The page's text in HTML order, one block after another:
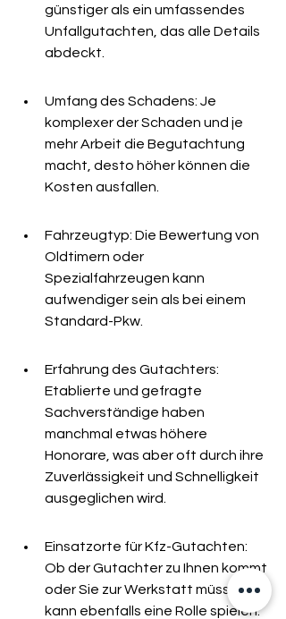
günstiger als ein umfassendes
Unfallgutachten, das alle Details
abdeckt.
Umfang des Schadens: Je
komplexer der Schaden und je
mehr Arbeit die Begutachtung
macht, desto höher können die
Kosten ausfallen.
Fahrzeugtyp: Die Bewertung von
Oldtimern oder
Spezialfahrzeugen kann
aufwendiger sein als bei einem
Standard-Pkw.
Erfahrung des Gutachters:
Etablierte und gefragte
Sachverständige haben
manchmal etwas höhere
Honorare, was aber oft durch ihre
Zuverlässigkeit und Schnelligkeit
ausgeglichen wird.
Einsatzorte für Kfz-Gutachten:
Ob der Gutachter zu Ihnen kommt
oder Sie zur Werkstatt müssen,
kann ebenfalls eine Rolle spielen.